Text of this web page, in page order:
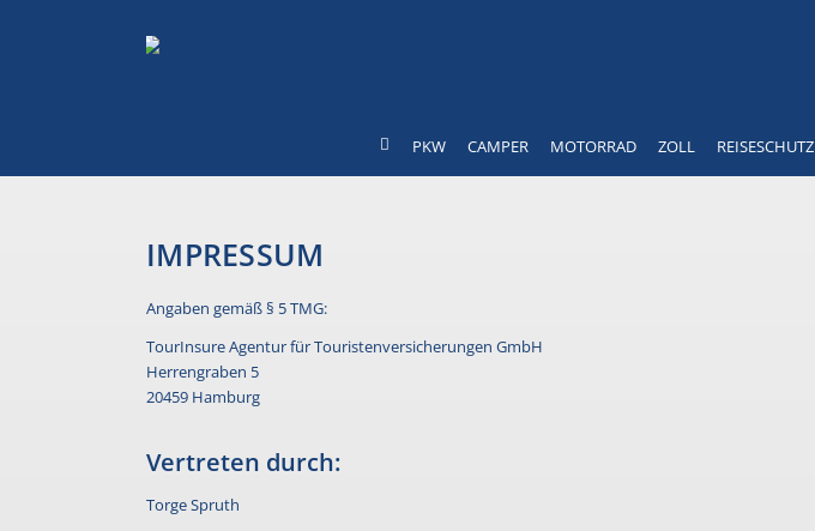
PKW CAMPER MOTORRAD ZOLL REISESCHUTZ
IMPRESSUM
Angaben gemäß § 5 TMG:
TourInsure Agentur für Touristenversicherungen GmbH
Herrengraben 5
20459 Hamburg
Vertreten durch:
Torge Spruth